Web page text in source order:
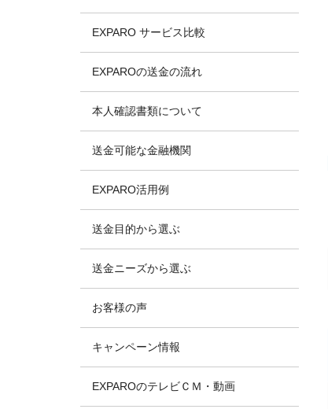
EXPARO サービス比較
EXPAROの送金の流れ
本人確認書類について
送金可能な金融機関
EXPARO活用例
送金目的から選ぶ
送金ニーズから選ぶ
お客様の声
キャンペーン情報
EXPAROのテレビＣＭ・動画